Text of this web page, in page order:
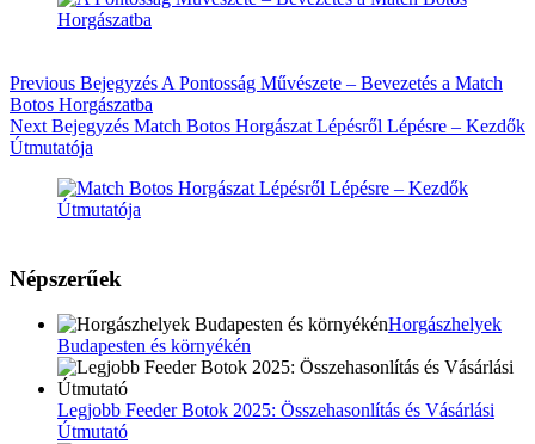
Previous Bejegyzés A Pontosság Művészete – Bevezetés a Match
Botos Horgászatba
Next Bejegyzés Match Botos Horgászat Lépésről Lépésre – Kezdők
Útmutatója
Népszerűek
Horgászhelyek
Budapesten és környékén
Legjobb Feeder Botok 2025: Összehasonlítás és Vásárlási
Útmutató